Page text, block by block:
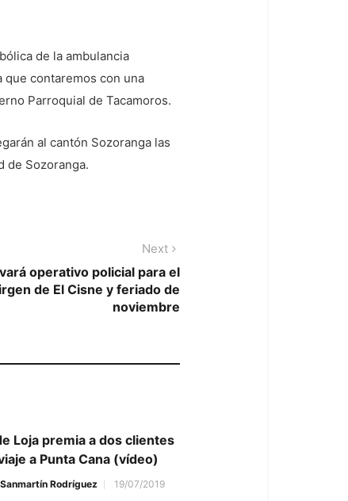
de la ambulancia
que contaremos con una
Parroquial de Tacamoros.
al cantón Sozoranga las
de Sozoranga.
Next
post:
operativo policial para el
de El Cisne y feriado de
noviembre
Loja premia a dos clientes
a Punta Cana (vídeo)
Rodríguez 19/07/2019